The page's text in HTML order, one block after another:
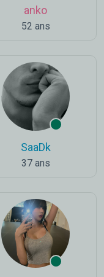
anko
52 ans
SaaDk
37 ans